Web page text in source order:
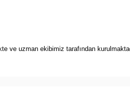
ve uzman ekibimiz tarafından